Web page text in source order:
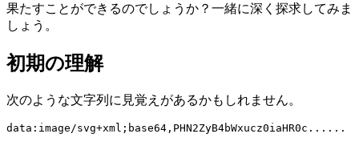
果たすことができるのでしょうか？一緒に深く探求してみま
しょう。
初期の理解
次のような文字列に見覚えがあるかもしれません。